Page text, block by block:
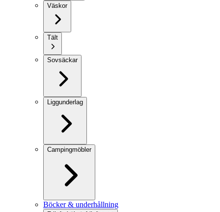
Väskor
Tält
Sovsäckar
Liggunderlag
Campingmöbler
Böcker & underhållning